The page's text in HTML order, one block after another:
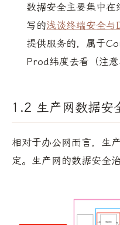
数据安全主要集中在
写的浅谈终端安全与
提供服务的，属于
Prod纬度去看（注
1.2 生产网数据安
相对于办公网而言，生
定。生产网的数据安全